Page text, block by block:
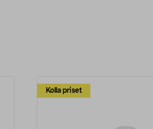
Kolla priset